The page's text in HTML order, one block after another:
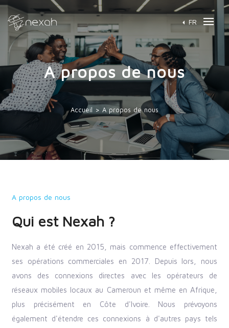
FR
A propos de nous
Accueil > A propos de nous
A propos de nous
Qui est Nexah ?
Nexah a été créé en 2015, mais commence effectivement
ses opérations commerciales en 2017. Depuis lors, nous
avons des connexions directes avec les opérateurs de
réseaux mobiles locaux au Cameroun et même en Afrique,
plus précisément en Côte d'Ivoire. Nous prévoyons
également d'étendre ces connexions à d'autres pays tels